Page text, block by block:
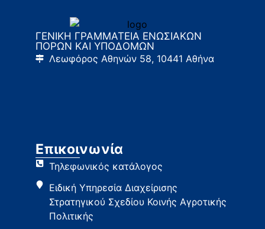
ΓΕΝΙΚΗ ΓΡΑΜΜΑΤΕΙΑ ΕΝΩΣΙΑΚΩΝ
ΠΟΡΩΝ ΚΑΙ ΥΠΟΔΟΜΩΝ
Λεωφόρος Αθηνών 58, 10441 Αθήνα
Επικοινωνία
Τηλεφωνικός κατάλογος
Ειδική Υπηρεσία Διαχείρισης
Στρατηγικού Σχεδίου Κοινής Αγροτικής
Πολιτικής